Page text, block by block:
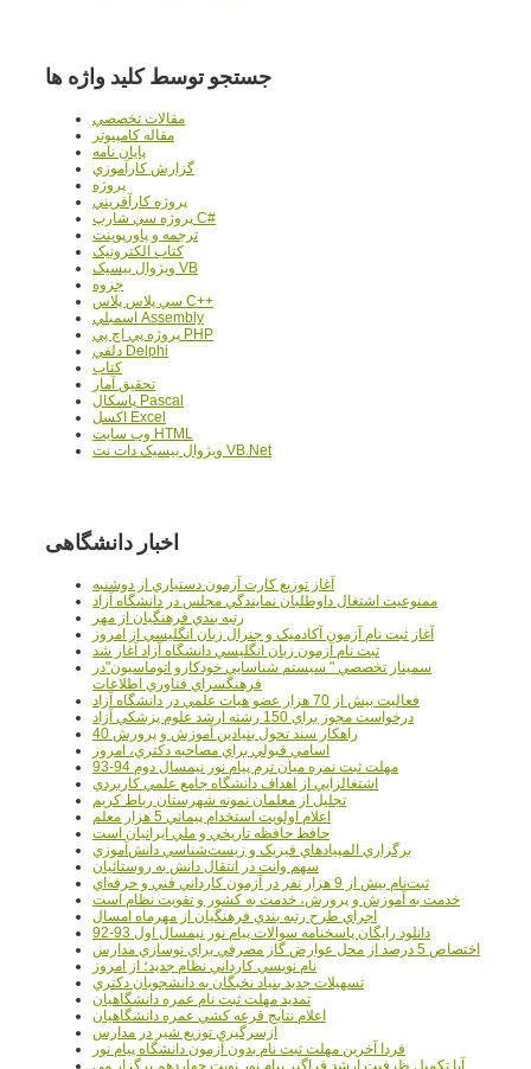
جستجو توسط کلید واژه ها
مقالات تخصصي
مقاله کامپیوتر
پایان نامه
گزارش کارآموزي
پروژه
پروژه کارآفريني
پروژه سي شارپ C#
ترجمه و پاورپوينت
کتاب الکترونيک
ويژوال بيسيک VB
جزوه
سي پلاس پلاس C++
اسمبلي Assembly
پروژه پي اچ پي PHP
دلفي Delphi
کتاب
تحقيق آمار
پاسکال Pascal
اکسل Excel
وب سايت HTML
ويژوال بيسيک دات نت VB.Net
اخبار دانشگاهی
آغاز توزيع کارت آزمون دستياري از دوشنبه
ممنوعيت اشتغال داوطلبان نمايندگي مجلس در دانشگاه آزاد
رتبه بندي فرهنگيان از مهر
آغاز ثبت نام آزمون آکادميک و جنرال زبان انگليسي از امروز
ثبت نام آزمون زبان انگليسي دانشگاه آزاد آغاز شد
سمينار تخصصي " سيستم شناسايي خودکارو اتوماسيون"در
فرهنگسراي فناوري اطلاعات
فعاليت بيش از 70 هزار عضو هيات علمي در دانشگاه آزاد
درخواست مجوز براي 150 رشته ارشد علوم پزشکي آزاد
40 راهکار سند تحول بنيادين آموزش و پرورش
اسامي قبولي براي مصاحبه دکتري، امروز
مهلت ثبت نمره میان ترم پیام نور نیمسال دوم 94-93
اشتغالزايي از اهداف دانشگاه جامع علمي کاربردي
تجليل از معلمان نمونه شهرستان رباط کريم
اعلام اولويت استخدام پيماني 5 هزار معلم
حافظ حافظه تاريخي و ملي ايرانيان است
برگزاري المپيادهاي فيزيک و زيست‌شناسي دانش‌آموزي
سهم وانت در انتقال دانش به روستائيان
ثبت‌نام بيش از 9 هزار نفر در آزمون کارداني فني و حرفه‌اي
خدمت به آموزش و پرورش، خدمت به کشور و تقويت نظام است
اجراي طرح رتبه بندي فرهنگيان از مهرماه امسال
دانلود رایگان پاسخنامه سوالات پیام نور نیمسال اول 93-92
اختصاص 5 درصد از محل عوارض گاز مصرفي براي نوسازي مدارس
نام نويسي کارداني نظام جديد؛ از امروز
تسهيلات جديد بنياد نخبگان به دانشجويان دکتري
تمديد مهلت ثبت نام عمره دانشگاهيان
اعلام نتايج قرعه کشي عمره دانشگاهيان
ازسرگيري توزيع شير در مدارس
فردا آخرین مهلت ثبت نام بدون آزمون دانشگاه پیام نور
آیا تکمیل ظرفیت ارشد فراگیر پیام نور نوبت چهاردهم برگزار می